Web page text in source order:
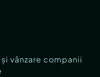
vânzare companii